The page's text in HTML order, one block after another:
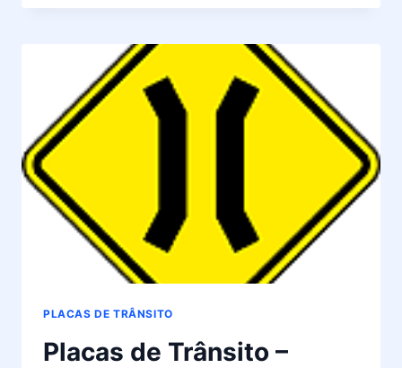
TRÂNSITO
SIGNIFICADO
DA
PLACA
A-
PLACAS DE TRÂNSITO
Placas de Trânsito –